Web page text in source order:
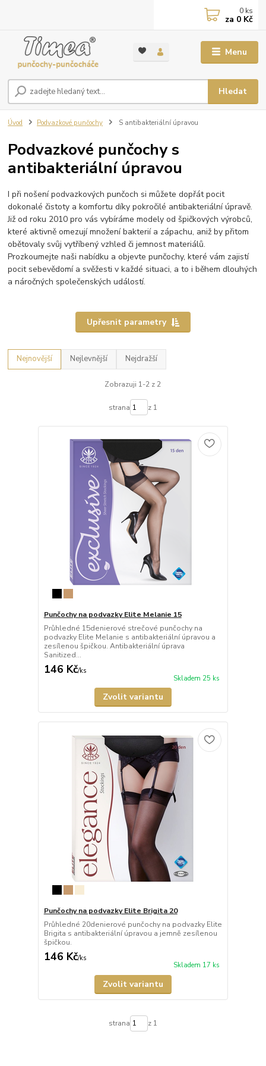
Menu
Hledat
0 ks
za 0 Kč
Úvod Podvazkové punčochy S antibakteriální úpravou
Podvazkové punčochy s
antibakteriální úpravou
I při nošení podvazkových punčoch si můžete dopřát pocit
dokonalé čistoty a komfortu díky pokročilé antibakteriální úpravě.
Již od roku 2010 pro vás vybíráme modely od špičkových výrobců,
které aktivně omezují množení bakterií a zápachu, aniž by přitom
obětovaly svůj vytříbený vzhled či jemnost materiálů.
Prozkoumejte naši nabídku a objevte punčochy, které vám zajistí
pocit sebevědomí a svěžesti v každé situaci, a to i během dlouhých
a náročných společenských událostí.
Upřesnit parametry
Nejnovější Nejlevnější Nejdražší
Zobrazuji 1-2 z 2
strana z 1
Punčochy na podvazky Elite Melanie 15
Průhledné 15denierové strečové punčochy na
podvazky Elite Melanie s antibakteriální úpravou a
zesílenou špičkou. Antibakteriální úprava
Sanitized...
146 Kč/ks
Skladem 25 ks
Zvolit variantu
Punčochy na podvazky Elite Brigita 20
Průhledné 20denierové punčochy na podvazky Elite
Brigita s antibakteriální úpravou a jemně zesílenou
špičkou.
146 Kč/ks
Skladem 17 ks
Zvolit variantu
strana z 1